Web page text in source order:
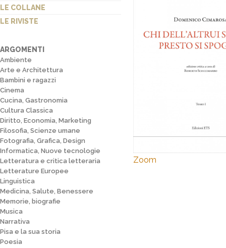
LE COLLANE
LE RIVISTE
ARGOMENTI
Ambiente
Arte e Architettura
Bambini e ragazzi
Cinema
Cucina, Gastronomia
Cultura Classica
Diritto, Economia, Marketing
Filosofia, Scienze umane
Fotografia, Grafica, Design
Informatica, Nuove tecnologie
Letteratura e critica letteraria
Letterature Europee
Linguistica
Medicina, Salute, Benessere
Memorie, biografie
Musica
Narrativa
Pisa e la sua storia
Poesia
Zoom